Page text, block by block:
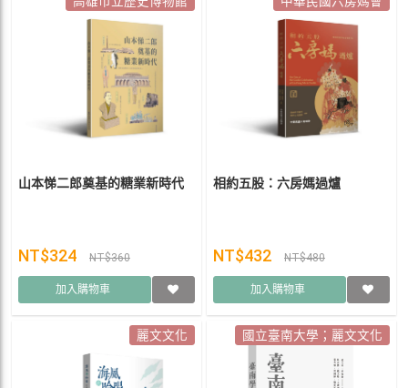
山本悌二郎奠基的糖業新時代
NT$324 NT$360
加入購物車
相約五股：六房媽過爐
NT$432 NT$480
加入購物車
麗文文化 國立臺南大學；麗文文化